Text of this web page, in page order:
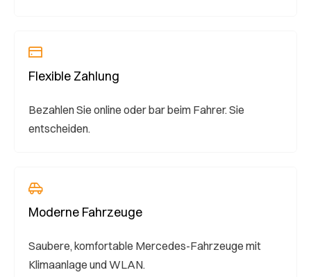
Flexible Zahlung
Bezahlen Sie online oder bar beim Fahrer. Sie
entscheiden.
Moderne Fahrzeuge
Saubere, komfortable Mercedes-Fahrzeuge mit
Klimaanlage und WLAN.